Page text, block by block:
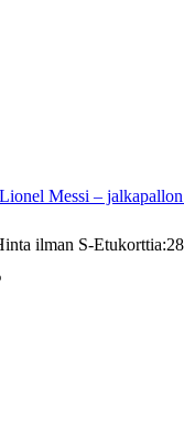
Messi –
ilman S-Etukorttia: